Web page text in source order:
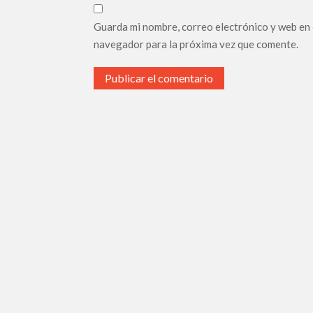
El dinero sucio de la ley: corrupción y vínculos
Los Fantasmas de La Nave del Misterio:
Contaminación en el Guadalquivir: ¿Peligra la
Ecologistas en Acción denuncia la insensatez
Guarda mi nombre, correo electrónico y web en
navegador para la próxima vez que comente.